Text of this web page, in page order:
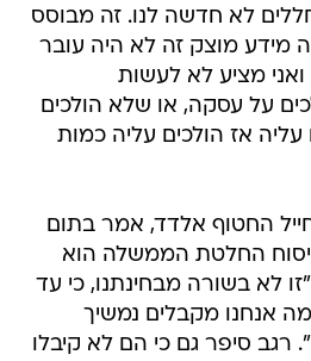
לא חדשה לנו. זה מבוסס
מידע מוצק זה לא היה עובר
מציע לא לעשות
על עסקה, או שלא הולכים
אז הולכים עליה כמות
החטוף אלדד, אמר בתום
החלטת הממשלה הוא
לא בשורה מבחינתנו, כי עד
אנחנו מקבלים נמשיך
רגב סיפר גם כי הם לא קיבלו